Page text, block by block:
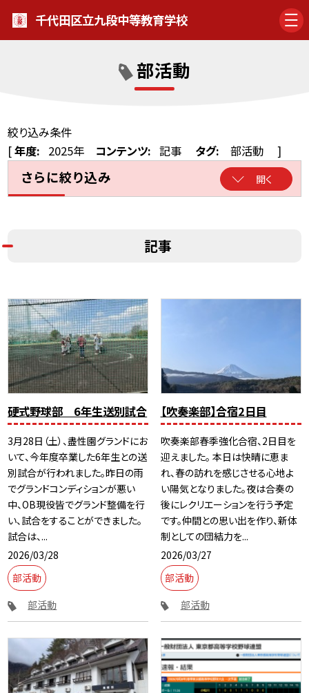
千代田区立九段中等教育学校
部活動
絞り込み条件
[年度: 2025年 コンテンツ: 記事 タグ: 部活動 ]
さらに絞り込み 開く
記事
硬式野球部 6年生送別試合
3月28日（土）、盡性園グランドにお
いて、今年度卒業した6年生との送
別試合が行われました。昨日の雨
でグランドコンディションが悪い
中、OB現役皆でグランド整備を行
い、試合をすることができました。
試合は、...
2026/03/28
部活動
部活動
【吹奏楽部】合宿2日目
吹奏楽部春季強化合宿、2日目を
迎えました。 本日は快晴に恵ま
れ、春の訪れを感じさせる心地よ
い陽気となりました。夜は合奏の
後にレクリエーションを行う予定
です。仲間との思い出を作り、新体
制としての団結力を...
2026/03/27
部活動
部活動